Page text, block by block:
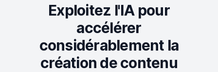
Exploitez l'IA pour
accélérer
considérablement la
création de contenu